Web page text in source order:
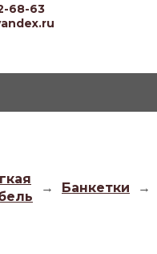
68-63
→ Банкетки →